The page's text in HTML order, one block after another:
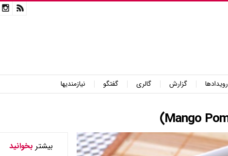
رویدادها گزارش گالری گفتگو
نیازمندیها
بیشتر بخوانید